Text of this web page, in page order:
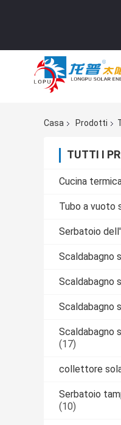
Casa Prodotti
TUTTI I
Cucina
Tubo a vuoto
Serbatoio
Scaldabagno
Scaldabagno
Scaldabagno
Scaldabagno
(17)
collettore
Serbatoio
(10)